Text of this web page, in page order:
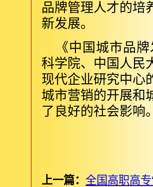
品牌管理人才的培
新发展。
《中国城市品
科学院、中国人民
现代企业研究中心
城市营销的开展和
了良好的社会影响
上一篇： 全国高职高